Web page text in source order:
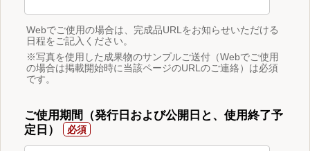
Webでご使用の場合は、完成品URLをお知らせいただける
日程をご記入ください。
※写真を使用した成果物のサンプルご送付（Webでご使用
の場合は掲載開始時に当該ページのURLのご連絡）は必須
です。
ご使用期間（発行日および公開日と、使用終了予
定日）